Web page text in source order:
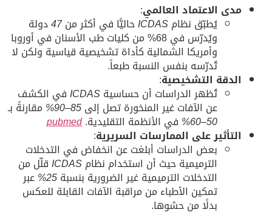
مدى الاعتماد العالمي:
يُطبّق نظام حاليًّا في أكثر من47دولة
ويُدرّس في 68% من كليات طب الأسنان في أوروبا
وأمريكا الشمالية كأداة تشخيصية قياسية ولكن لا
تُدرّسه بنفس النسبة طبعاً.
الدقة التشخيصية:
تُظهر الدراسات أن حساسية ICDAS في الكشف
عن الآفات غير المنخورة تصل إلى 85–90% مقارنةً بـ
50–60% في الأنظمة التقليدية.pubmed
التأثير على الممارسات السريرية:
بعض الدراسات أبلغت عن انخفاض في التدخلات
الترميمية حيث أن استخدام نظام ICDAS قلّل من
التدخلات الترميمية غير الضرورية بنسبة 25% عبر
تمكين الأطباء من مراقبة الآفات القابلة للعكس
بدلًا من حشوها.